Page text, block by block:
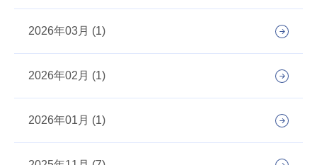
2026年03月 (1)
2026年02月 (1)
2026年01月 (1)